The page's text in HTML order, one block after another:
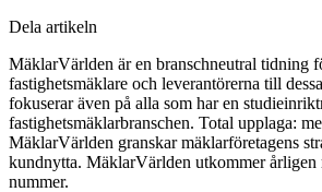
Dela artikeln
MäklarVärlden är en branschneutral tidning
fastighetsmäklare och leverantörerna till
fokuserar även på alla som har en
fastighetsmäklarbranschen. Total upplaga:
MäklarVärlden granskar mäklarföretagens
kundnytta. MäklarVärlden utkommer årligen
nummer.